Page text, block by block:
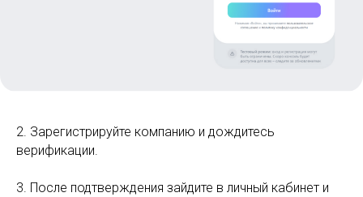
2. Зарегистрируйте компанию и дождитесь
верификации.
3. После подтверждения зайдите в личный кабинет и